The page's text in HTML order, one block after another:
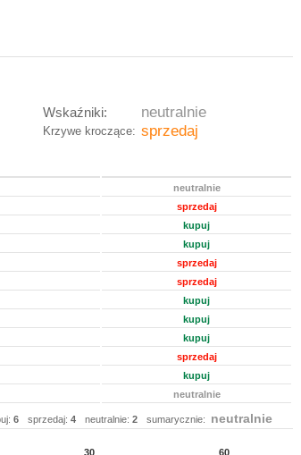
neutralnie
Wskaźniki:
sprzedaj
Krzywe kroczące:
neutralnie
sprzedaj
kupuj
kupuj
sprzedaj
sprzedaj
kupuj
kupuj
kupuj
sprzedaj
kupuj
neutralnie
6 sprzedaj: 4 neutralnie: 2 sumarycznie: neutralnie
30 60